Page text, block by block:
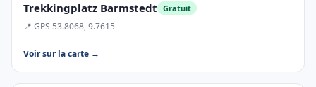
Trekkingplatz Barmstedt Gratuit
📍 GPS 53.8068, 9.7615
Voir sur la carte →